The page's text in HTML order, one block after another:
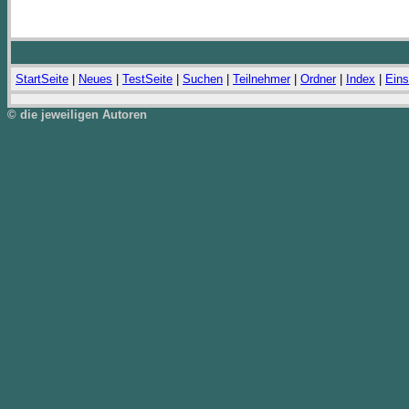
StartSeite Neues TestSeite Suchen Teilnehmer| Ordner| Index
© die jeweiligen Autoren